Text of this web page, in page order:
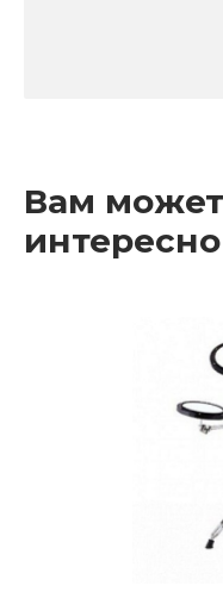
Вам
интересно